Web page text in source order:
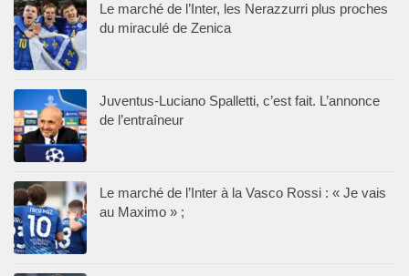
Le marché de l’Inter, les Nerazzurri plus proches
du miraculé de Zenica
Juventus-Luciano Spalletti, c’est fait. L’annonce
de l’entraîneur
Le marché de l’Inter à la Vasco Rossi : « Je vais
au Maximo » ;